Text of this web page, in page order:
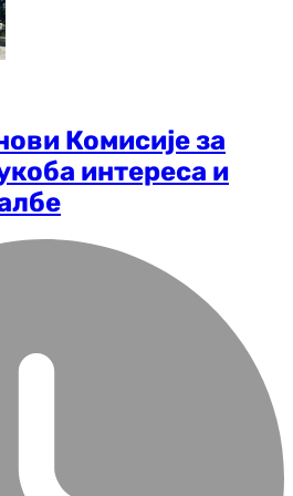
Комисије за
интереса и